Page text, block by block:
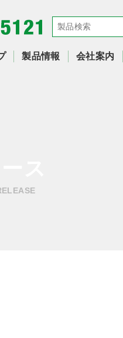
製品情報 会社案内